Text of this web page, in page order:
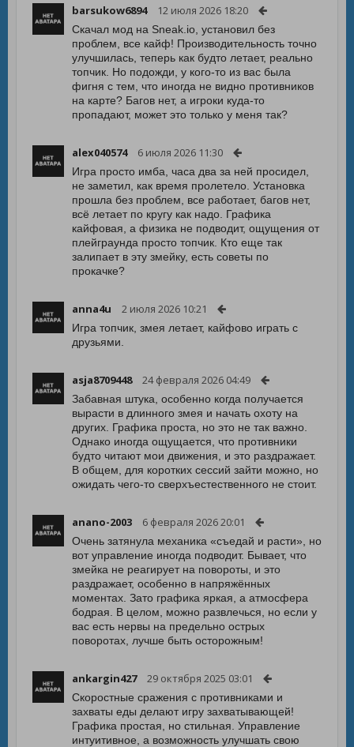
barsukow6894 12 июля 2026 18:20
Скачал мод на Sneak.io, установил без
проблем, все кайф! Производительность точно
улучшилась, теперь как будто летает, реально
топчик. Но подожди, у кого-то из вас была
фигня с тем, что иногда не видно противников
на карте? Багов нет, а игроки куда-то
пропадают, может это только у меня так?
alex040574 6 июля 2026 11:30
Игра просто имба, часа два за ней просидел,
не заметил, как время пролетело. Установка
прошла без проблем, все работает, багов нет,
всё летает по кругу как надо. Графика
кайфовая, а физика не подводит, ощущения от
плейграунда просто топчик. Кто еще так
залипает в эту змейку, есть советы по
прокачке?
anna4u 2 июля 2026 10:21
Игра топчик, змея летает, кайфово играть с
друзьями.
asja8709448 24 февраля 2026 04:49
Забавная штука, особенно когда получается
вырасти в длинного змея и начать охоту на
других. Графика проста, но это не так важно.
Однако иногда ощущается, что противники
будто читают мои движения, и это раздражает.
В общем, для коротких сессий зайти можно, но
ожидать чего-то сверхъестественного не стоит.
anano-2003 6 февраля 2026 20:01
Очень затянула механика «съедай и расти», но
вот управление иногда подводит. Бывает, что
змейка не реагирует на повороты, и это
раздражает, особенно в напряжённых
моментах. Зато графика яркая, а атмосфера
бодрая. В целом, можно развлечься, но если у
вас есть нервы на предельно острых
поворотах, лучше быть осторожным!
ankargin427 29 октября 2025 03:01
Скоростные сражения с противниками и
захваты еды делают игру захватывающей!
Графика простая, но стильная. Управление
интуитивное, а возможность улучшать свою